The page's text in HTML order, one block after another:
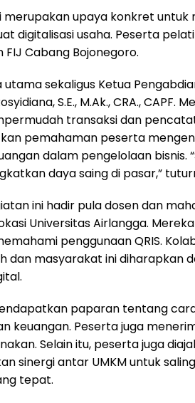
merupakan upaya konkret
digitalisasi usaha. Peserta
Cabang Bojonegoro.
utama sekaligus Ketua
S.E., M.Ak., CRA.,
transaksi dan
pemahaman peserta
dalam pengelolaan
daya saing di pasar,”
ini hadir pula dosen dan
Universitas Airlangga.
penggunaan QRIS.
dan masyarakat ini diharapkan
paparan tentang
keuangan. Peserta juga
Selain itu, peserta juga
sinergi antar UMKM untuk
tepat.